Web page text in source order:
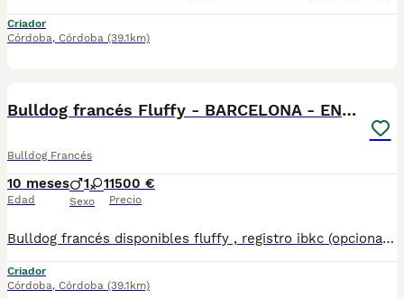
Criador
Córdoba, Córdoba (39.1km)
Bulldog francés Fluffy - BARCELONA - ENTREGA
Bulldog Francés
10 meses
Edad
1 1
Sexo
1500 €
Precio
Bulldog francés disponibles fluffy , registro ibkc (opcional) , Una de las mejores líneas morfológicas a nivel nacional, trabajamos en la mejora y desarrollo de la raza , tanto estructural como genética , actualmente disponemos machos y hembras , hacemos entregas personalizadas a toda España 610864702. CONDICIONES INMEJORABLES. COMPRUEBALO !! . Gracias
Criador
Córdoba, Córdoba (39.1km)